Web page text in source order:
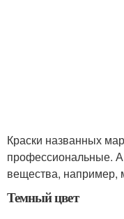
Краски названных
профессиональные.
вещества, например,
Темный цвет